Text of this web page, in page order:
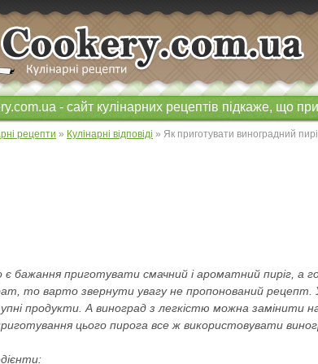
- сайт кулінарних рецептів підкаже, що
рецепти » Кулінарні відповіді » Як приготувати виноградний
бажання приготувати смачний і ароматний пиріг, а
то варто звернути увагу не пропонований рецепт. У
продукти. А виноград з легкістю можна замінити
цього пирога все ж використовувати